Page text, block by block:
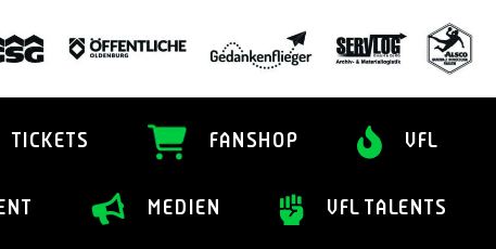
TICKETS FANSHOP VFL
MEDIEN VFL TALENTS